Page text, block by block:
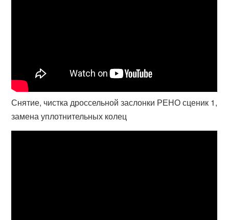
Снятие, чистка дроссельной заслонки РЕНО сценик 1,
замена уплотнительных колец